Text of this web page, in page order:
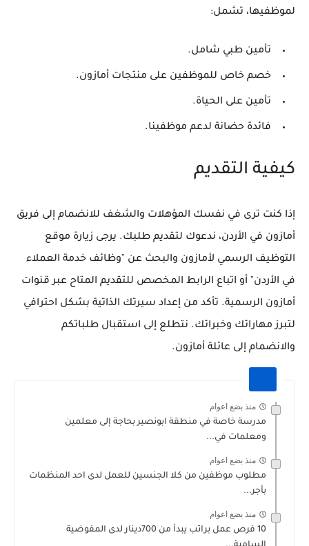
لموظفيها، تشمل:
تأمين طبي شامل.
خصم خاص للموظفين على منتجات أمازون.
تأمين على الحياة.
فائدة حضانة لدعم موظفينا.
كيفية التقديم
إذا كنت ترى في نفسك المؤهلات والشغف للانضمام إلى فريق
أمازون في الأردن، ندعوك لتقديم طلبك. يرجى زيارة موقع
التوظيف الرسمي لأمازون والبحث عن "وظائف خدمة العملاء
في الأردن" أو اتباع الرابط المخصص للتقديم المتاح عبر قنوات
أمازون الرسمية. تأكد من إعداد سيرتك الذاتية بشكل احترافي
لتبرز مهاراتك وخبراتك. نتطلع إلى استقبال طلباتكم
والانضمام إلى عائلة أمازون.
منذ بضع اعوام
مدرسة خاصة في منطقة ابونصير بحاجة إلى معلمين
ومعلمات في...
منذ بضع اعوام
مطلوب موظفين من كلا الجنسين للعمل لدى احد المنظمات
بأجر...
منذ بضع اعوام
10 فرص عمل براتب يبدأ من 700دينار لدى المفوضية